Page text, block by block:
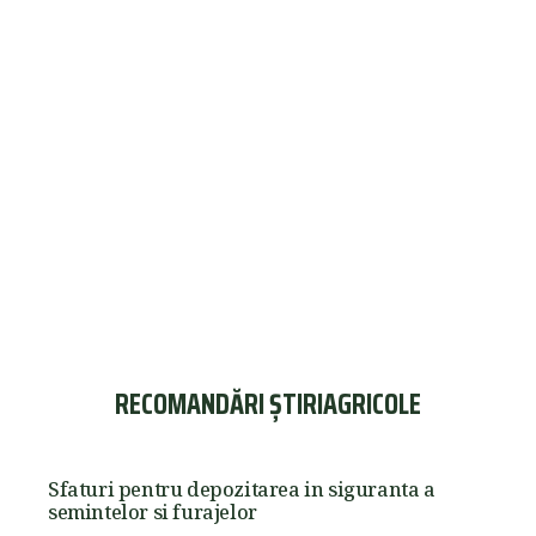
RECOMANDĂRI ȘTIRIAGRICOLE
Sfaturi pentru depozitarea in siguranta a
semintelor si furajelor